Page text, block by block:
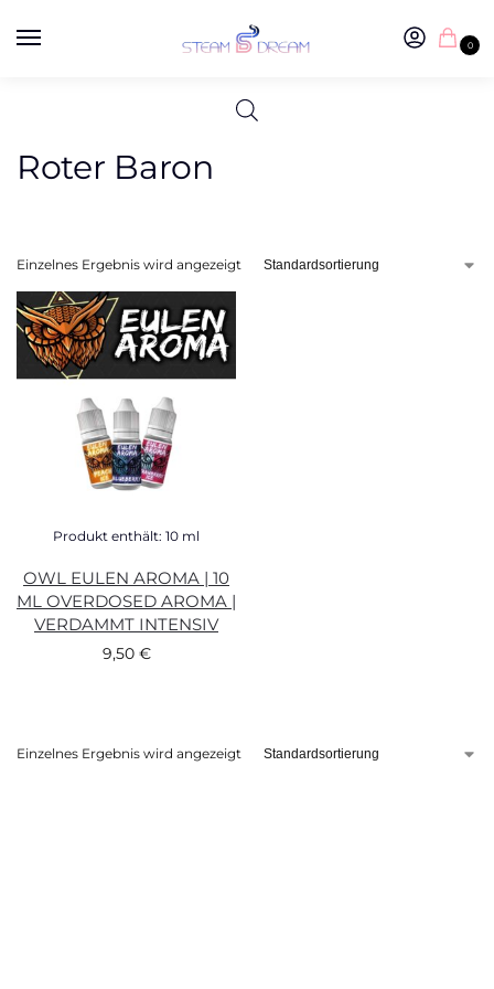
0
Roter Baron
Einzelnes Ergebnis wird angezeigt
Produkt enthält: 10 ml
OWL EULEN AROMA | 10
ML OVERDOSED AROMA |
VERDAMMT INTENSIV
9,50 €
Einzelnes Ergebnis wird angezeigt